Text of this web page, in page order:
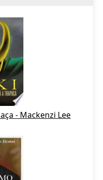
- Mackenzi Lee